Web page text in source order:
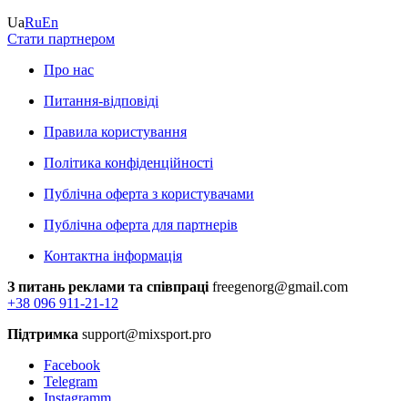
UaRuEn
Стати партнером
Про нас
Питання-відповіді
Правила користування
Політика конфіденційності
Публічна оферта з користувачами
Публічна оферта для партнерів
Контактна інформація
З питань реклами та співпраці freegenorg@gmail.com
+38 096 911-21-12
Підтримка support@mixsport.pro
Facebook
Telegram
Instagramm